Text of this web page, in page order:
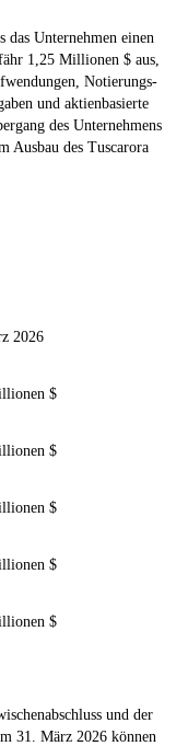
Unternehmen einen
1,25 Millionen $ aus,
Notierungs-
und aktienbasierte
des Unternehmens
Ausbau des Tuscarora
2026
$
$
$
$
$
und der
31. März 2026 können